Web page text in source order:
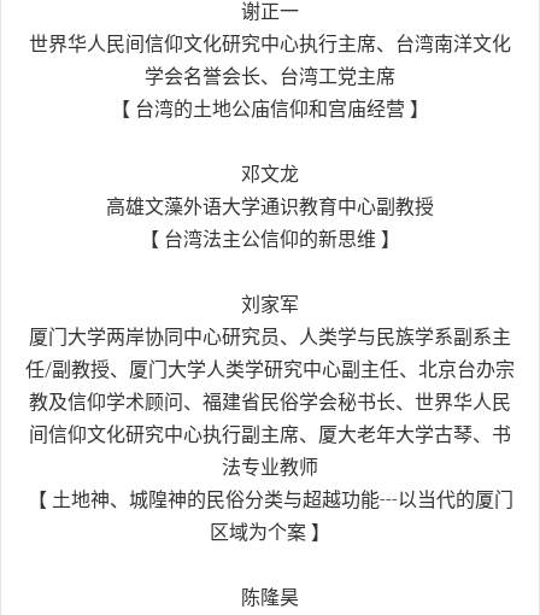
谢正一
世界华人民间信仰文化研究中心执行主席、台湾南洋文化
学会名誉会长、台湾工党主席
【 台湾的土地公庙信仰和宫庙经营 】
邓文龙
高雄文藻外语大学通识教育中心副教授
【 台湾法主公信仰的新思维 】
刘家军
厦门大学两岸协同中心研究员、人类学与民族学系副系主
任/副教授、厦门大学人类学研究中心副主任、北京台办宗
教及信仰学术顾问、福建省民俗学会秘书长、世界华人民
间信仰文化研究中心执行副主席、厦大老年大学古琴、书
法专业教师
【 土地神、城隍神的民俗分类与超越功能---以当代的厦门
区域为个案 】
陈隆昊